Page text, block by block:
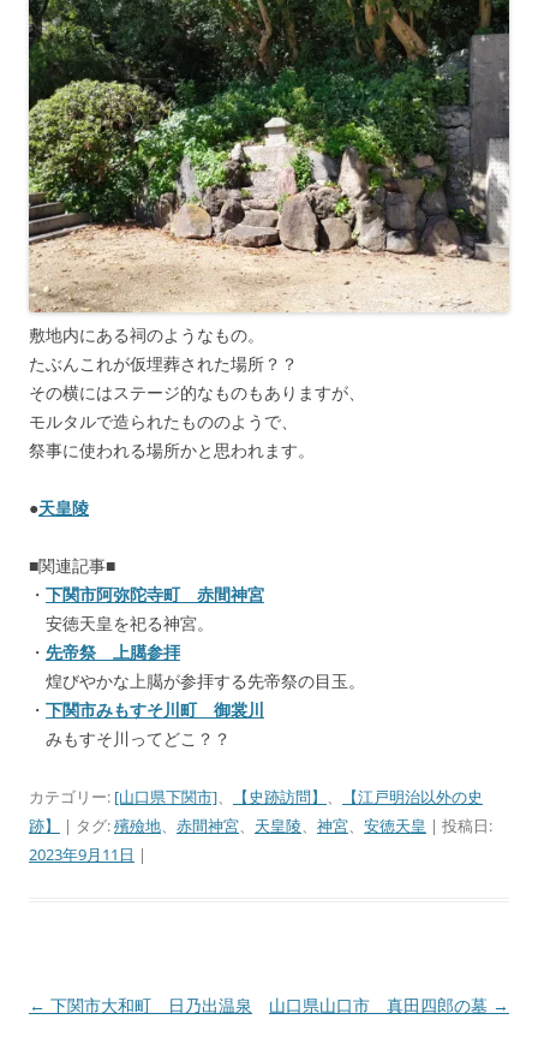
敷地内にある祠のようなもの。
たぶんこれが仮埋葬された場所？？
その横にはステージ的なものもありますが、
モルタルで造られたもののようで、
祭事に使われる場所かと思われます。
●天皇陵
■関連記事■
・ 下関市阿弥陀寺町 赤間神宮
安徳天皇を祀る神宮。
・ 先帝祭 上臈参拝
煌びやかな上臈が参拝する先帝祭の目玉。
・ 下関市みもすそ川町 御裳川
みもすそ川ってどこ？？
カテゴリー: [山口県下関市]、 【史跡訪問】 、
【江戸明治以外の史
跡】
| タグ:殯殮地、 赤間神宮、 天皇陵、 神宮、 安徳天皇 | 投稿日:
2023年9月11日 |
投
← 下関市大和町 日乃出温泉 山口県山口市 真田四郎の墓 →